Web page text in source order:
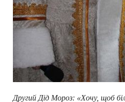
Другий Дід Мороз: «Хочу, щоб